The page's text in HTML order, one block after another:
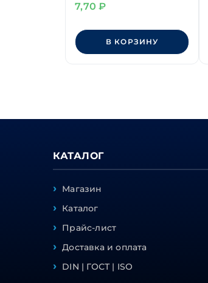
прочности 8.8
7,70₽
В КОРЗИНУ
КАТАЛОГ
Магазин
Каталог
Прайс-лист
Доставка и оплата
DIN | ГОСТ | ISO